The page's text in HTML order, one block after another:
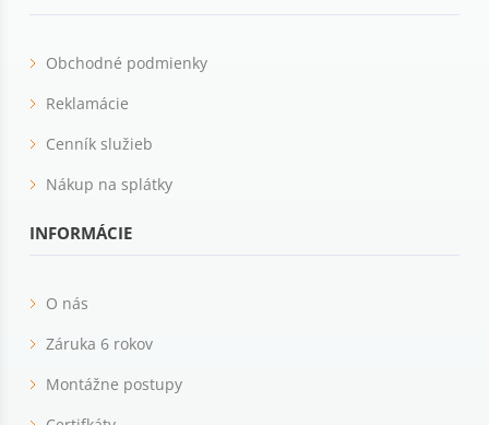
Obchodné podmienky
Reklamácie
Cenník služieb
Nákup na splátky
INFORMÁCIE
O nás
Záruka 6 rokov
Montážne postupy